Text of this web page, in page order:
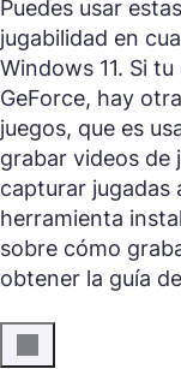
Puedes usar
jugabilidad en
Windows 11. Si
GeForce, hay
juegos, que es
grabar videos de
capturar jugadas
herramienta
sobre cómo
obtener la guía